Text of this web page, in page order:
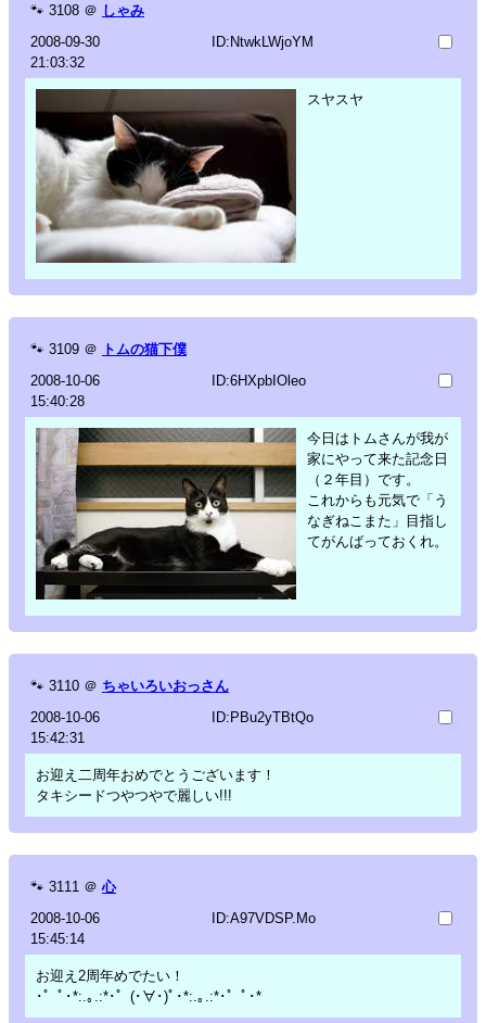
🐾 3108 ＠ しゃみ
2008-09-30
21:03:32
ID:NtwkLWjoYM
スヤスヤ
🐾 3109 ＠ トムの猫下僕
2008-10-06
15:40:28
ID:6HXpbIOleo
今日はトムさんが我が
家にやって来た記念日
（２年目）です。
これからも元気で「う
なぎねこまた」目指し
てがんばっておくれ。
🐾 3110 ＠ ちゃいろいおっさん
2008-10-06
15:42:31
ID:PBu2yTBtQo
お迎え二周年おめでとうございます！
タキシードつやつやで麗しい!!!
🐾 3111 ＠ 心
2008-10-06
15:45:14
ID:A97VDSP.Mo
お迎え2周年めでたい！
･゜ﾟ･*:.｡.:*･゜(･∀･)ﾟ･*:.｡.:*･゜ﾟ･*